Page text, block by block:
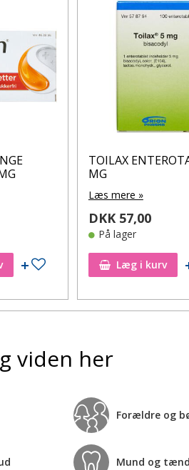
Tilføj til ønskeseddel
TOILAX
MG
Læs mere »
DKK 57,00
På lager
Læg i kurv
viden her
Forældre og
Mund og